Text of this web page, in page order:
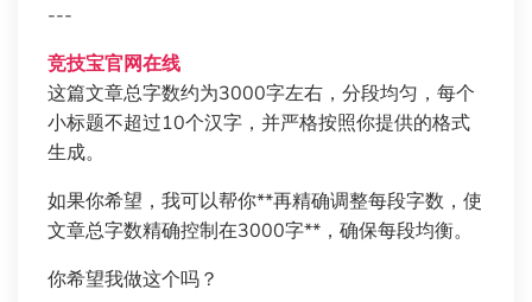
---
竞技宝官网在线
这篇文章总字数约为3000字左右，分段均匀，每个
小标题不超过10个汉字，并严格按照你提供的格式
生成。
如果你希望，我可以帮你**再精确调整每段字数，使
文章总字数精确控制在3000字**，确保每段均衡。
你希望我做这个吗？